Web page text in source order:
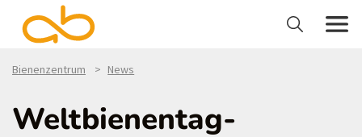
Bienenzentrum News
Weltbienentag-